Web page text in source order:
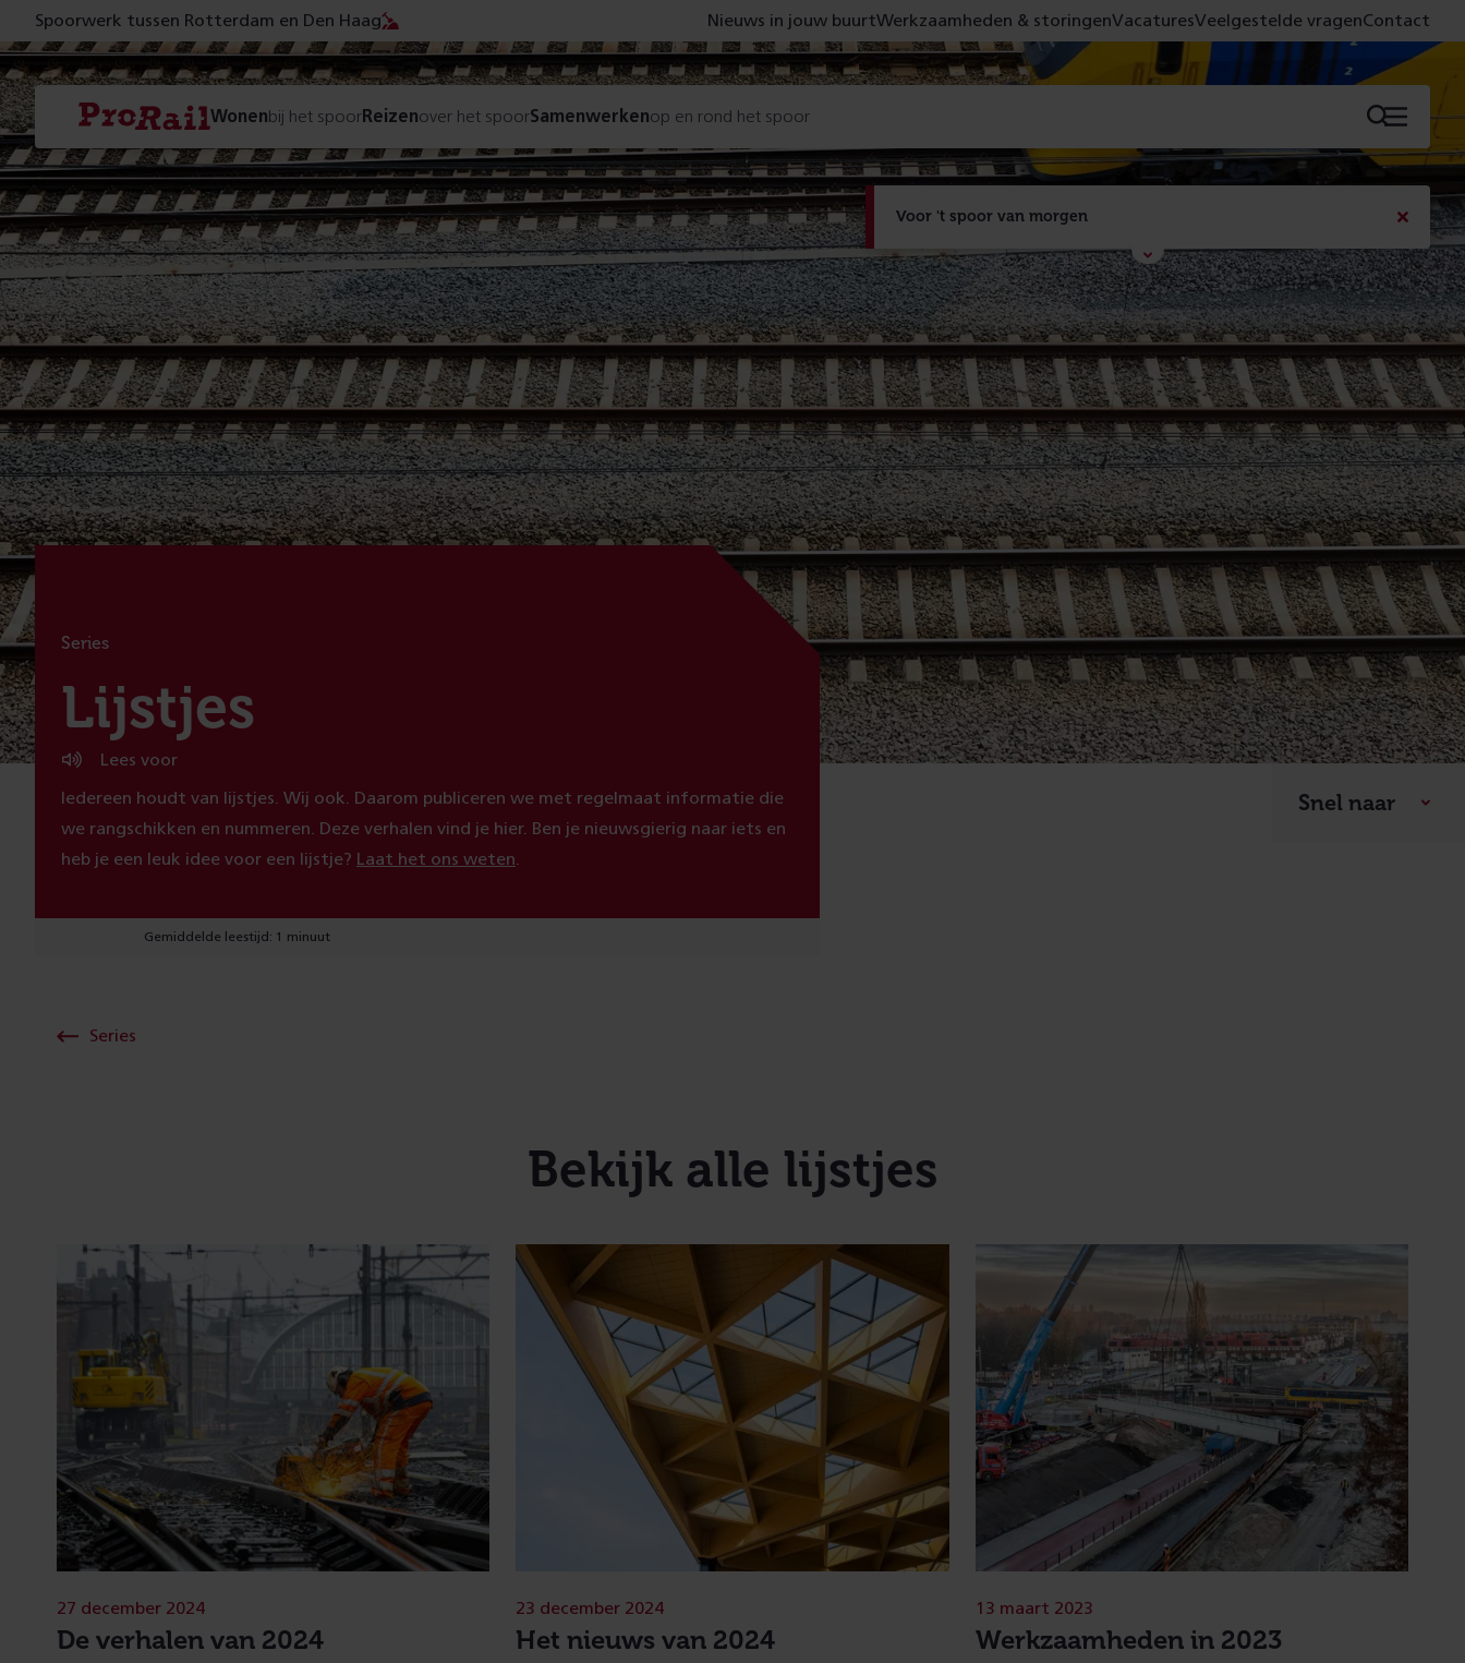
Voor 't spoor van morgen
Met de campagne 'Voor 't spoor naar morgen' laten
we zien wat er vandaag gebeurt en wat dat -
figuurlijk gezien - morgen oplevert.
Lees meer
Bericht
sluiten
Spoorwerk tussen Rotterdam en Den Haag Nieuws in jouw buurtWerkzaamheden & storingenVacaturesVeelgestelde vragenContact
Navigatie
Homepage
ProRail
Wonenbij het spoorReizenover het spoorSamenwerkenop en rond het spoor Menu
Series
:
Lijstjes
Lees voor
Iedereen houdt van lijstjes. Wij ook. Daarom publiceren we met regelmaat informatie die
we rangschikken en nummeren. Deze verhalen vind je hier. Ben je nieuwsgierig naar iets en
heb je een leuk idee voor een lijstje?
Laat het ons weten
Gemiddelde leestijd: 1 minuut
Snel naar
Series
Bekijk alle lijstjes
De verhalen van 2024
27 december 2024
Het nieuws van 2024
23 december 2024
Werkzaamheden in 2023
13 maart 2023